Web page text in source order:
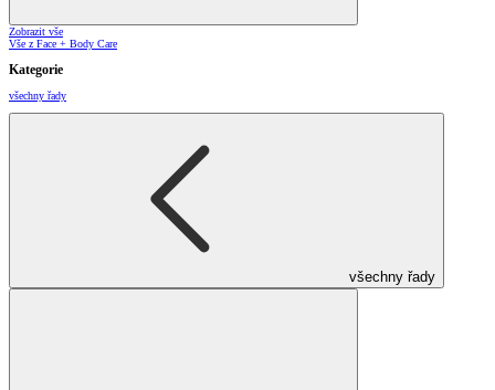
Zobrazit vše
Vše z Face + Body Care
Kategorie
všechny řady
všechny řady